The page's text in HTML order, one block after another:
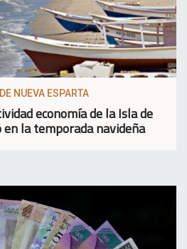
NUEVA ESPARTA
economía de la Isla de
la temporada navideña